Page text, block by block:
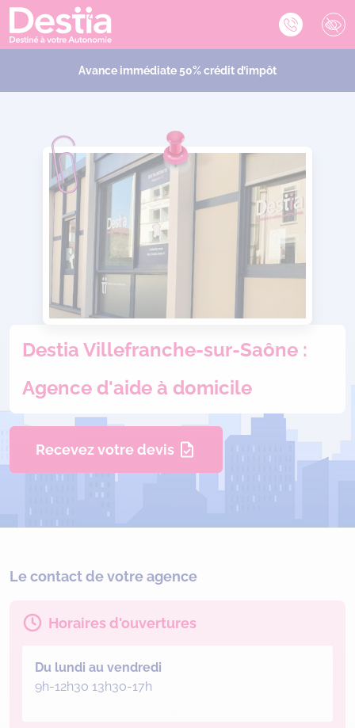
Avance immédiate 50% crédit d’impôt
Destia Villefranche-sur-Saône :
Agence d'aide à domicile
Recevez votre devis
Le contact de votre agence
Horaires d'ouvertures
Du lundi au vendredi
9h-12h30 13h30-17h